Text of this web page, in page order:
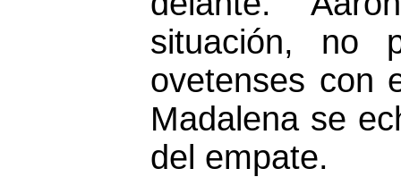
situación, no
ovetenses con
Madalena se
del empate.